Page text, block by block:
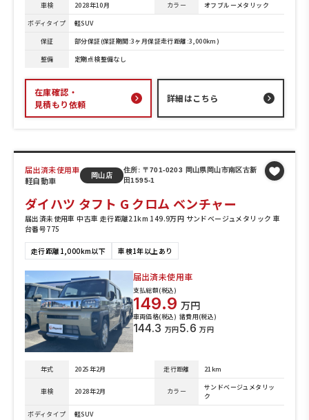
車検
2028年10月 カラー
オフブルーメタリック
ボディタイプ
軽SUV
保証
部分保証(保証期間:3ヶ月保証走行距離:3,000km)
整備
定期点検整備なし
在庫確認・
見積もり依頼
詳細はこちら
届出済未使用車
軽自動車
岡山店
住所: 〒701-0203 岡山県岡山市南区古新
田1595-1
ダイハツ タフト G クロム ベンチャー
届出済未使用車 中古車 走行距離21km 149.9万円 サンドベージュメタリック 車
台番号775
走行距離1,000km以下 車検1年以上あり
届出済未使用車
支払総額(税込)
149.9 万円
車両価格(税込)
144.3 万円
諸費用(税込)
5.6 万円
年式 2025年2月 走行距離 21km
車検 2028年2月 カラー
サンドベージュメタリッ
ク
ボディタイプ
軽SUV